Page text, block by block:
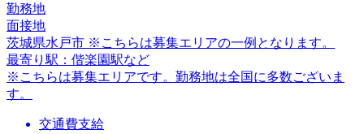
勤務地
面接地
茨城県水戸市 ※こちらは募集エリアの一例となります。
最寄り駅：偕楽園駅など
※こちらは募集エリアです。勤務地は全国に多数ございま
す。
交通費支給